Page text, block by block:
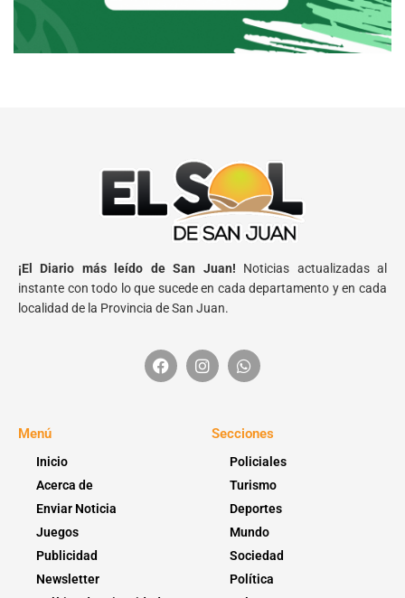
¡El Diario más leído de San Juan! Noticias actualizadas al
instante con todo lo que sucede en cada departamento y en cada
localidad de la Provincia de San Juan.
Menú
Inicio
Acerca de
Enviar Noticia
Juegos
Publicidad
Newsletter
Secciones
Policiales
Turismo
Deportes
Mundo
Sociedad
Política